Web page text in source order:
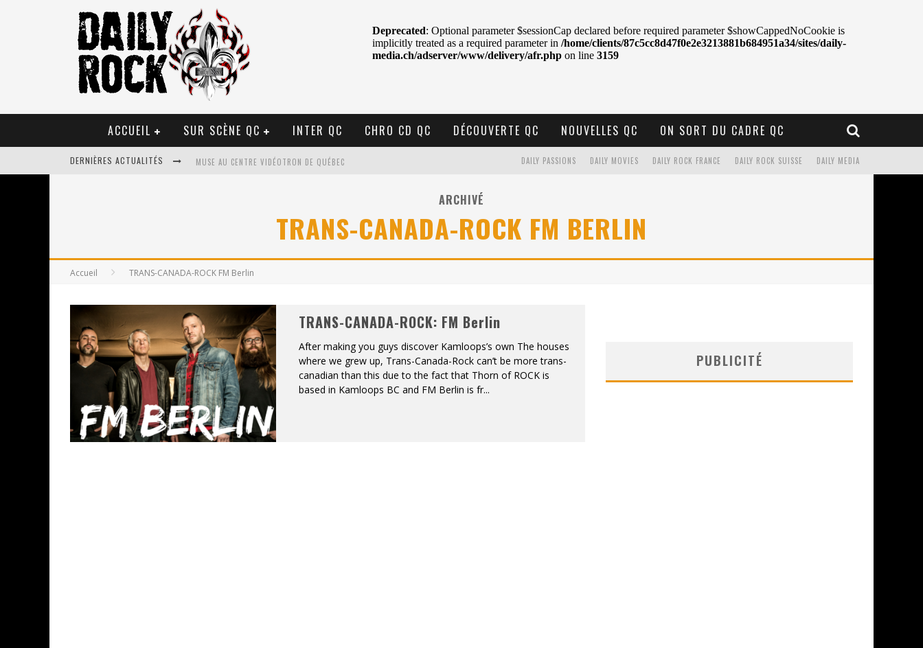
ACCUEIL SUR SCÈNE QC INTER QC CHRO CD QC DÉCOUVERTE QC NOUVELLES QC ON SORT DU CADRE QC
DERNIÈRES ACTUALITÉS MUSE AU CENTRE VIDÉOTRON DE QUÉBEC
JOURNEY AU CENTRE VIDÉOTRON : SAME OR SEPARATE WAYS?
TOVE LO ÉTAIT DE PASSAGE AU MTELUS
LES DANSEURS ÉTOILES PARASITENT TON CIEL
JEFF MARTIN AU CORONA DE MONTRÉAL
ON VA SE LE DIRE, SWORD EST DE RETOUR
LA COMPIL’ ZOO DE SLAM DISQUES EST DE RETOUR
LES RÊVES SONT FAITS POUR ÊTRE RÉALISÉS
DAILY MEDIA
DAILY ROCK SUISSE
DAILY ROCK FRANCE
DAILY MOVIES
DAILY PASSIONS
ARCHIVÉ
TRANS-CANADA-ROCK FM BERLIN
Accueil TRANS-CANADA-ROCK FM Berlin
TRANS-CANADA-ROCK: FM Berlin
After making you guys discover Kamloops’s own The houses
where we grew up, Trans-Canada-Rock can’t be more trans-
canadian than this due to the fact that Thorn of ROCK is
based in Kamloops BC and FM Berlin is fr...
PUBLICITÉ